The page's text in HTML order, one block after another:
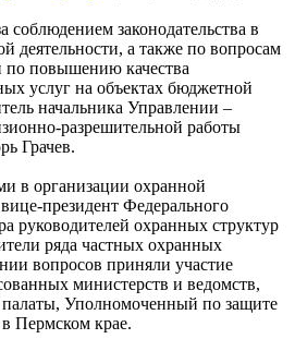
соблюдением законодательства в
деятельности, а также по вопросам
повышению качества
услуг на объектах бюджетной
начальника Управлении –
разрешительной работы
Грачев.
в организации охранной
президент Федерального
руководителей охранных структур
ряда частных охранных
вопросов приняли участие
министерств и ведомств,
Уполномоченный по защите
Пермском крае.